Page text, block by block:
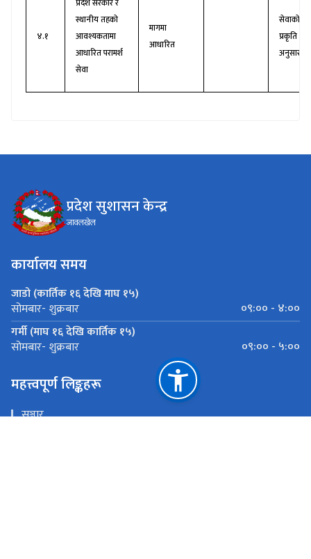
४.१
प्रदेश सरकार र
स्थानीय तहको
आवश्यकतामा
आधारित परामर्श
सेवा
मागमा
आधारित
सेवाको
प्रकृति
अनुसार
प्रदेश सुशासन केन्द्र
जावलखेल
कार्यालय समय
जाडो (कार्तिक १६ देखि माघ १५)
सोमबार- शुक्रबार
०९:०० - ४:००
गर्मी (माघ १६ देखि कार्तिक १५)
सोमबार- शुक्रबार ०९:०० - ५:००
महत्त्वपूर्ण लिङ्कहरू
सञ्चार